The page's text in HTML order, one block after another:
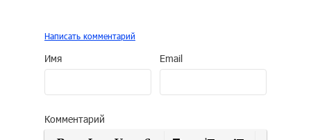
Написать комментарий
Имя Email
Комментарий